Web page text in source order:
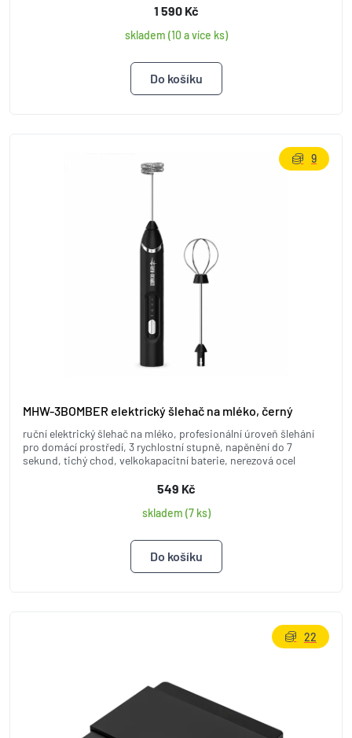
1 590 Kč
skladem (10 a více ks)
MHW-3BOMBER elektrický šlehač na mléko, černý
ruční elektrický šlehač na mléko, profesionální úroveň šlehání
pro domácí prostředí, 3 rychlostní stupně, napěnění do 7
sekund, tichý chod, velkokapacitní baterie, nerezová ocel
549 Kč
skladem (7 ks)
9
22